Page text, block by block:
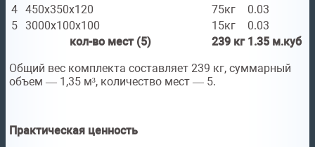
4 450x350x120 75кг
0.03
5
3000x100x100 15кг
0.03
кол-во мест (5)
239 кг 1.35 м.куб
Общий вес комплекта составляет 239 кг, суммарный
объем — 1,35 м³, количество мест — 5.
Практическая ценность